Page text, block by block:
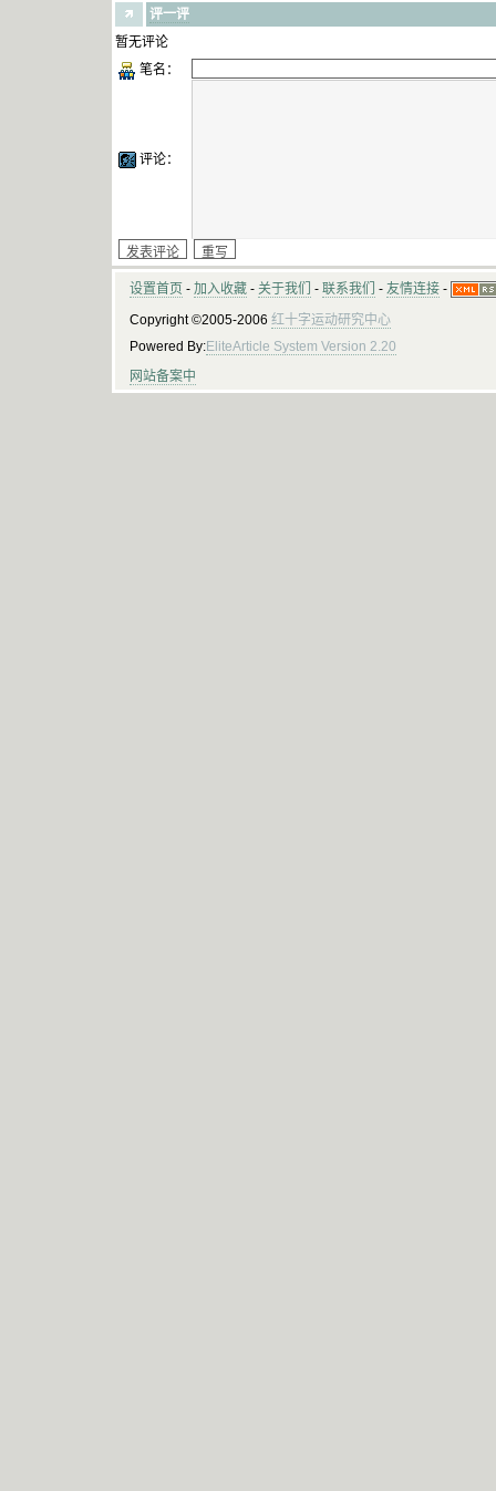
评一评
暂无评论
笔名：
评论：
设置首页 - 加入收藏 - 关于我们 - 联系我们 - 友情连接 -
Copyright ©2005-2006 红十字运动研究中心
Powered By:EliteArticle System Version 2.20
网站备案中